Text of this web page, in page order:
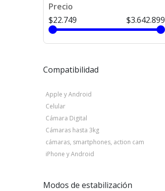
Precio
$22.749
$3.642.899
Compatibilidad
Apple y Android
Celular
Cámara Digital
Cámaras hasta 3kg
cámaras, smartphones, action cam
iPhone y Android
Modos de estabilización